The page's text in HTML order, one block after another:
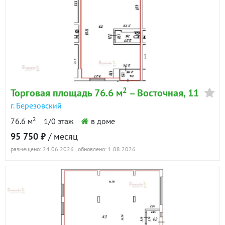
Торговая площадь 76.6 м2 – Восточная, 11
г. Березовский
76.6 м2 1/0 этаж в доме
95 750 ₽ / месяц
размещено: 24.06.2026 , обновлено: 1.08.2026